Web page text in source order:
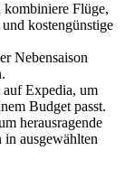
kombiniere Flüge,
kostengünstige
Nebensaison
auf Expedia, um
Budget passt.
herausragende
ausgewählten